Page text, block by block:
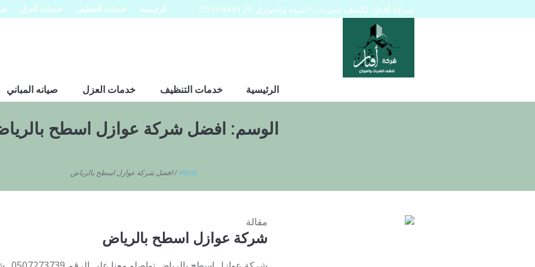
الرئيسية خدمات التنظيف خدمات العزل شركة أفنان لكشف تسربات المياه والعوازل 0553445129
الرئيسية خدمات التنظيف خدمات العزل صيانه المباني
الوسم: افضل شركة عوازل اسطح
Home
/افضل شركة عوازل اسطح بالرياض
مقالة
شركة عوازل اسطح بالرياض